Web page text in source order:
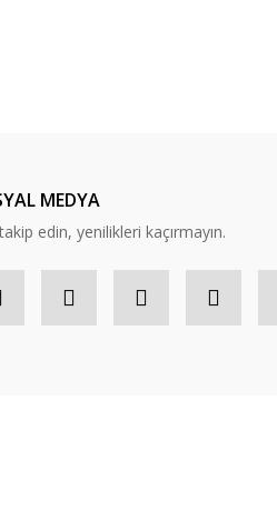
MEDYA
edin, yenilikleri kaçırmayın.